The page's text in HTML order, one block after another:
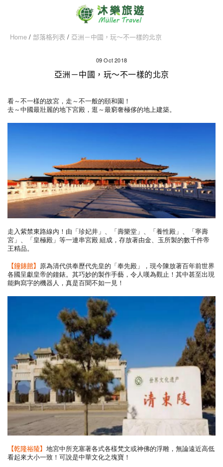
Home / 部落格列表 / 亞洲－中國，玩～不一樣的北京
09 Oct 2018
亞洲－中國，玩～不一樣的北京
看～不一樣的故宮，走～不一般的頤和園！
去～中國最壯麗的地下宮殿，逛～最窮奢極侈的地上建築。
走入紫禁東路線內！由「珍妃井」、「壽樂堂」、「養性殿」、「寧壽
宮」、「皇極殿」等一連串宮殿 組成，存放著由金、玉所製的數千件帝
王精品。
【鐘錶館】 原為清代供奉歷代先皇的「奉先殿」，現今陳放著百年前世界
各國呈獻皇帝的鐘錶。其巧妙的製作手藝，令人嘆為觀止！其中甚至出現
能夠寫字的機器人，真是百聞不如一見！
【乾隆裕陵】 地宮中所充塞著各式各樣梵文或神佛的浮雕，無論遠近高低
看起來大小一致！可說是中華文化之塊寶！